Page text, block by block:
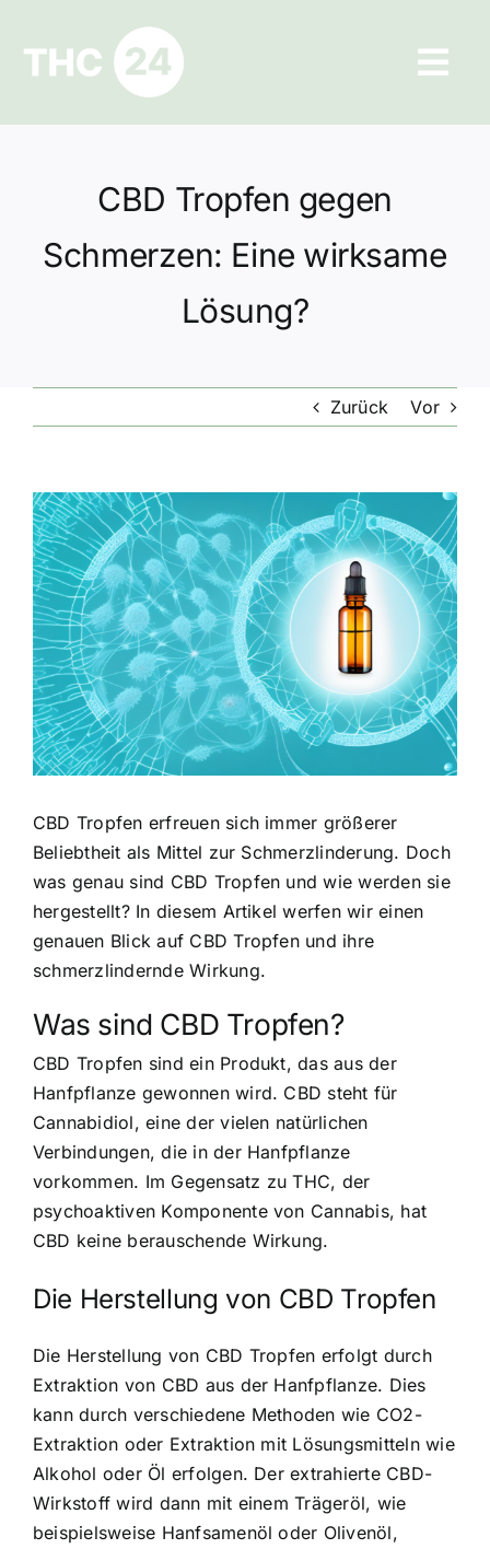
springen
Ratgeber
Hilfe und Kontakt
Datenschutz
CBD Tropfen gegen
Schmerzen: Eine wirksame
Lösung?
Zurück Vor
Zeige
grösseres
Bild
CBD Tropfen erfreuen sich immer größerer
Beliebtheit als Mittel zur Schmerzlinderung. Doch
was genau sind CBD Tropfen und wie werden sie
hergestellt? In diesem Artikel werfen wir einen
genauen Blick auf CBD Tropfen und ihre
schmerzlindernde Wirkung.
Was sind CBD Tropfen?
CBD Tropfen sind ein Produkt, das aus der
Hanfpflanze gewonnen wird. CBD steht für
Cannabidiol, eine der vielen natürlichen
Verbindungen, die in der Hanfpflanze
vorkommen. Im Gegensatz zu THC, der
psychoaktiven Komponente von Cannabis, hat
CBD keine berauschende Wirkung.
Die Herstellung von CBD Tropfen
Die Herstellung von CBD Tropfen erfolgt durch
Extraktion von CBD aus der Hanfpflanze. Dies
kann durch verschiedene Methoden wie CO2-
Extraktion oder Extraktion mit Lösungsmitteln wie
Alkohol oder Öl erfolgen. Der extrahierte CBD-
Wirkstoff wird dann mit einem Trägeröl, wie
beispielsweise Hanfsamenöl oder Olivenöl,